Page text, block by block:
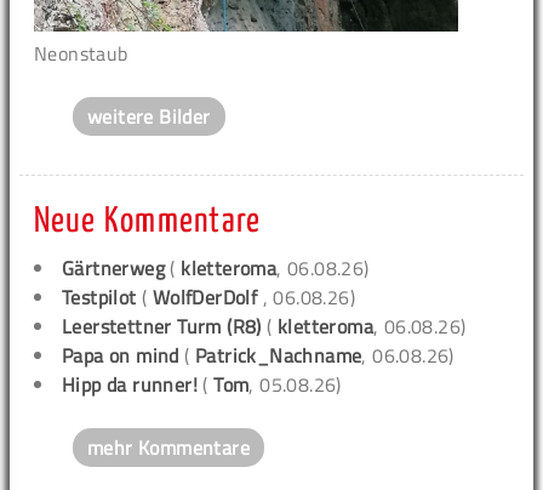
Neonstaub
weitere Bilder
Neue Kommentare
Gärtnerweg( kletteroma, 06.08.26)
Testpilot ( WolfDerDolf , 06.08.26)
Leerstettner Turm (R8) ( kletteroma, 06.08.26)
Papa on mind ( Patrick_Nachname, 06.08.26)
Hipp da runner! (Tom, 05.08.26)
mehr Kommentare